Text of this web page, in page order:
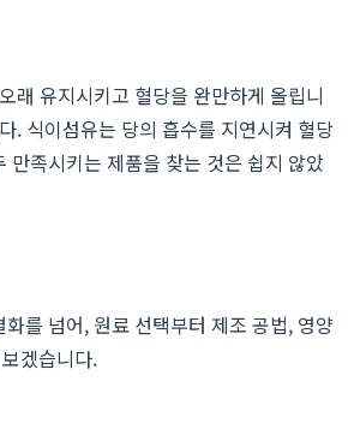
래 유지시키고 혈당을 완만하게 올립니
. 식이섬유는 당의 흡수를 지연시켜 혈당
만족시키는 제품을 찾는 것은 쉽지 않았
를 넘어, 원료 선택부터 제조 공법, 영양
겠습니다.